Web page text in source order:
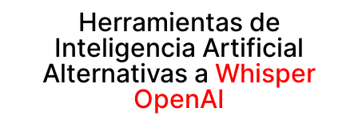
Herramientas de
Inteligencia Artificial
Alternativas a Whisper
OpenAI